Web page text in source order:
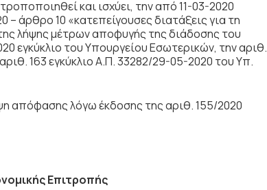
και ισχύει, την από 11-03-2020
άρθρο 10 «κατεπείγουσες διατάξεις για τη
λήψης μέτρων αποφυγής της διάδοσης του
εγκύκλιο του Υπουργείου Εσωτερικών, την αριθ.
163 εγκύκλιο Α.Π. 33282/29-05-2020 του Υπ.
απόφασης λόγω έκδοσης της αριθ. 155/2020
Επιτροπής